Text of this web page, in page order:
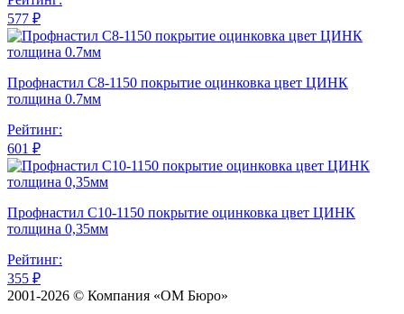
577 ₽
Профнастил С8-1150 покрытие оцинковка цвет ЦИНК
толщина 0.7мм
Рейтинг:
601 ₽
Профнастил С10-1150 покрытие оцинковка цвет ЦИНК
толщина 0,35мм
Рейтинг:
355 ₽
2001-2026 © Компания «ОМ Бюро»